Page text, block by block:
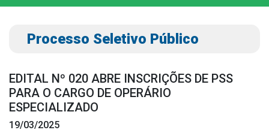
A Prefeitura
Gabinete do Vice-prefeito
Símbolos Oficiais
Estrutura Organizacional
Processo Seletivo Público
EDITAL Nº 020 ABRE INSCRIÇÕES DE PSS
PARA O CARGO DE OPERÁRIO
ESPECIALIZADO
19/03/2025